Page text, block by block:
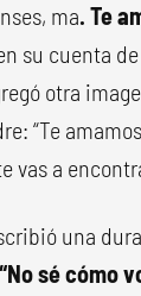
ma. Te
su cuenta
otra
“Te
vas a
una
“No sé cómo